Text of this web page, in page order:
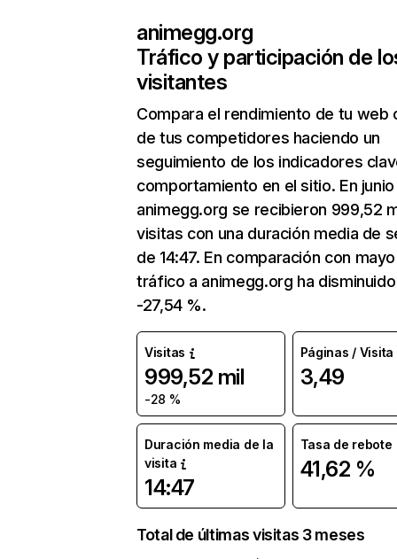
animegg.org
Tráfico y participación de
visitantes
Compara el rendimiento de tu web
de tus competidores haciendo un
seguimiento de los indicadores
comportamiento en el sitio. En junio
animegg.org se recibieron 999,52
visitas con una duración media de
de 14:47. En comparación con
tráfico a animegg.org ha
-27,54 %.
Visitas
999,52 mil
-28 %
Páginas / Visita
3,49
Duración media de la
visita
14:47
Tasa de rebote
41,62 %
Total de últimas visitas 3 meses